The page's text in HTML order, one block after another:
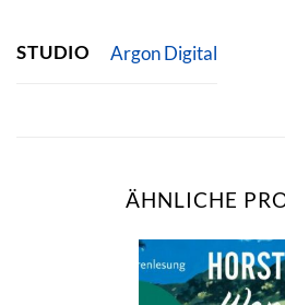
STUDIO Argon Digital
ÄHNLICHE